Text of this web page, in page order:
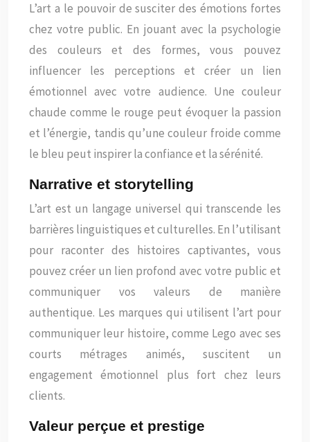
L’art a le pouvoir de susciter des émotions fortes
chez votre public. En jouant avec la psychologie
des couleurs et des formes, vous pouvez
influencer les perceptions et créer un lien
émotionnel avec votre audience. Une couleur
chaude comme le rouge peut évoquer la passion
et l’énergie, tandis qu’une couleur froide comme
le bleu peut inspirer la confiance et la sérénité.
Narrative et storytelling
L’art est un langage universel qui transcende les
barrières linguistiques et culturelles. En l’utilisant
pour raconter des histoires captivantes, vous
pouvez créer un lien profond avec votre public et
communiquer vos valeurs de manière
authentique. Les marques qui utilisent l’art pour
communiquer leur histoire, comme Lego avec ses
courts métrages animés, suscitent un
engagement émotionnel plus fort chez leurs
clients.
Valeur perçue et prestige